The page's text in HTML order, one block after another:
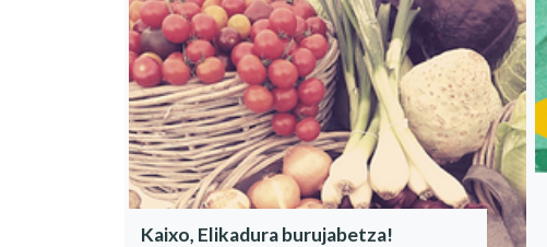
Kaixo, Elikadura burujabetza!